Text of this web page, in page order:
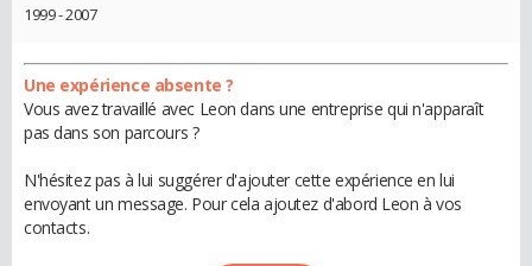
1999 - 2007
Une expérience absente ?
Vous avez travaillé avec Leon dans une entreprise qui n'apparaît
pas dans son parcours ?
N'hésitez pas à lui suggérer d'ajouter cette expérience en lui
envoyant un message. Pour cela ajoutez d'abord Leon à vos
contacts.